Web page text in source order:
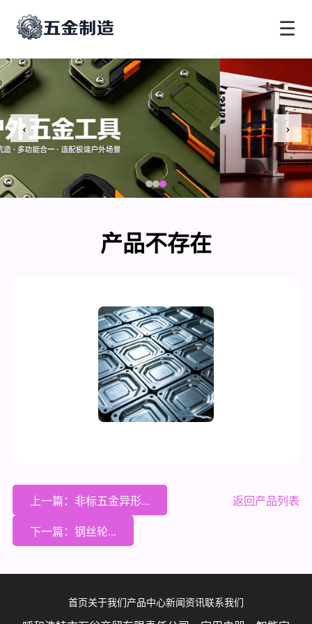
☰
‹ ›
产品不存在
上一篇：非标五金异形... 返回产品列表
下一篇：钢丝轮...
首页 关于我们 产品中心新闻资讯联系我们